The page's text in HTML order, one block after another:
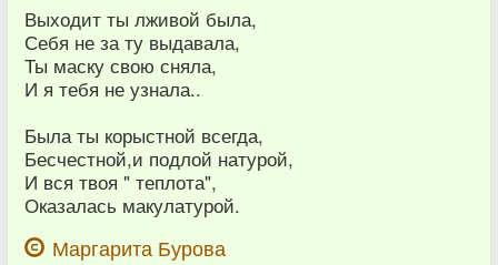
Выходит ты лживой была,
Себя не за ту выдавала,
Ты маску свою сняла,
И я тебя не узнала..
Была ты корыстной всегда,
Бесчестной,и подлой натурой,
И вся твоя " теплота",
Оказалась макулатурой.
Маргарита Бурова